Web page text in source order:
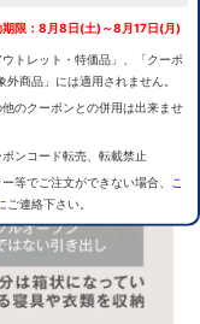
期限：8月8日(土)～8月17日(月)
トレット・特価品」、「クーポ
外商品」には適用されません。
のクーポンとの併用は出来ませ
ンコード転売、転載禁止
等でご注文ができない場合、
こ
ご連絡下さい。